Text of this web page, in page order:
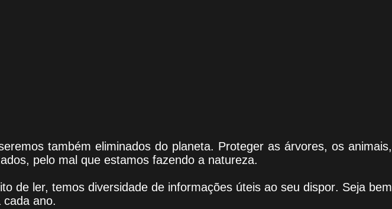
também eliminados do planeta. Proteger as árvores, os animais,
pelo mal que estamos fazendo a natureza.
de ler, temos diversidade de informações úteisao seu dispor. Seja bem
ano.